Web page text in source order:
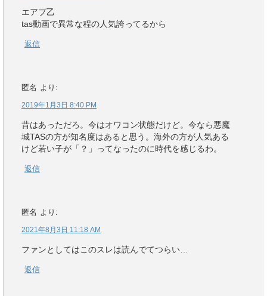
エアプ乙
tas動画で異常な程の人気誇ってるから
返信
匿名 より:
2019年1月3日 8:40 PM
昔はあっただろ。今はオワコン状態だけど。今なら悪魔
城TASの方が知名度はあると思う。海外の方が人気ある
けど若い子が「？」ってなったのに時代を感じるわ。
返信
匿名 より:
2021年8月3日 11:18 AM
ファンとしてはこのスレは読んでてつらい…
返信